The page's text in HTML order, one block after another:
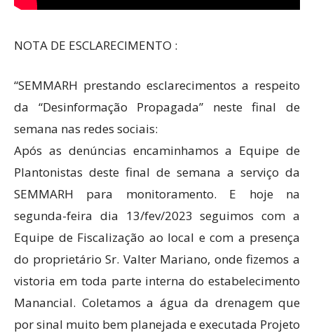
NOTA DE ESCLARECIMENTO :
“SEMMARH prestando esclarecimentos a respeito
da “Desinformação Propagada” neste final de
semana nas redes sociais:
Após as denúncias encaminhamos a Equipe de
Plantonistas deste final de semana a serviço da
SEMMARH para monitoramento. E hoje na
segunda-feira dia 13/fev/2023 seguimos com a
Equipe de Fiscalização ao local e com a presença
do proprietário Sr. Valter Mariano, onde fizemos a
vistoria em toda parte interna do estabelecimento
Manancial. Coletamos a água da drenagem que
por sinal muito bem planejada e executada Projeto